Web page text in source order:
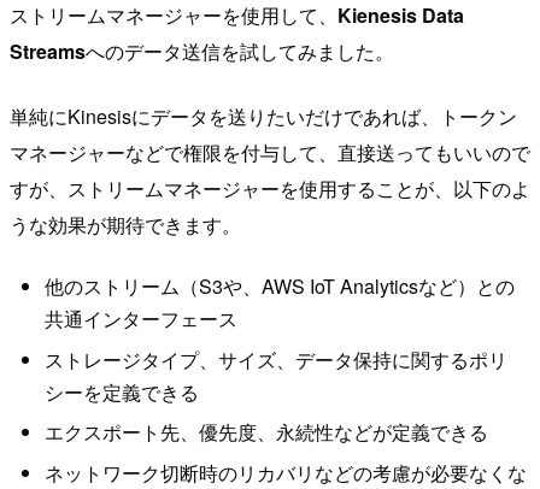
ストリームマネージャーを使用して、 Kienesis Data
Streamsへのデータ送信を試してみました。
単純にKinesisにデータを送りたいだけであれば、トークン
マネージャーなどで権限を付与して、直接送ってもいいので
すが、ストリームマネージャーを使用することが、以下のよ
うな効果が期待できます。
他のストリーム（S3や、AWS IoT Analyticsなど）との
共通インターフェース
ストレージタイプ、サイズ、データ保持に関するポリ
シーを定義できる
エクスポート先、優先度、永続性などが定義できる
ネットワーク切断時のリカバリなどの考慮が必要なくな